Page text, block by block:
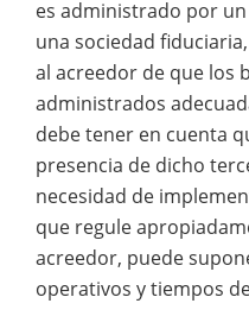
es administrado por
una sociedad
al acreedor de que los
administrados
debe tener en cuenta
presencia de dicho
necesidad de
que regule
acreedor, puede
operativos y tiempos